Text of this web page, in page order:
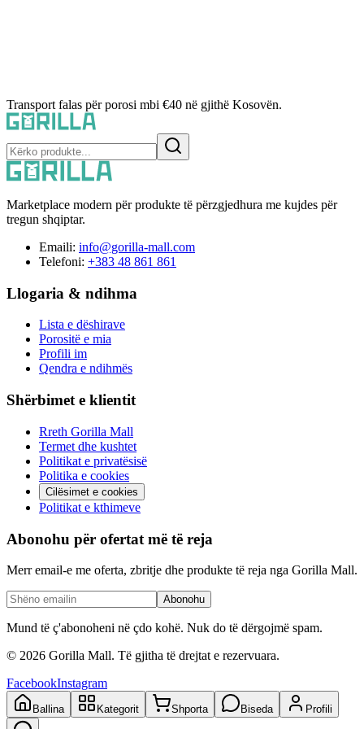
Transport falas për porosi mbi €40 në gjithë Kosovën.
Marketplace modern për produkte të përzgjedhura me kujdes për
tregun shqiptar.
Emaili: info@gorilla-mall.com
Telefoni: +383 48 861 861
Llogaria & ndihma
Lista e dëshirave
Porositë e mia
Profili im
Qendra e ndihmës
Shërbimet e klientit
Rreth Gorilla Mall
Termet dhe kushtet
Politikat e privatësisë
Politika e cookies
Cilësimet e cookies
Politikat e kthimeve
Abonohu për ofertat më të reja
Merr email-e me oferta, zbritje dhe produkte të reja nga Gorilla Mall.
Abonohu
Mund të ç'abonoheni në çdo kohë. Nuk do të dërgojmë spam.
© 2026 Gorilla Mall. Të gjitha të drejtat e rezervuara.
FacebookInstagram
Ballina Kategorit Shporta Biseda Profili